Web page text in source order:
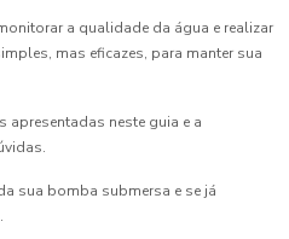
a qualidade da água e realizar
mas eficazes, para manter sua
apresentadas neste guia e a
sua bomba submersa e se já